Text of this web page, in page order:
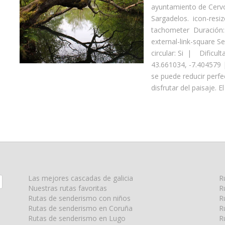
ayuntamiento de
Sargadelos. icon-
tachometer
external-link-square
circular: Si |
43.661034, -
se puede reducir
disfrutar del paisaje.
Las mejores cascadas de galicia
Nuestras rutas favoritas
Rutas de senderismo con niños
Rutas de senderismo en Coruña
Rutas de senderismo en Lugo